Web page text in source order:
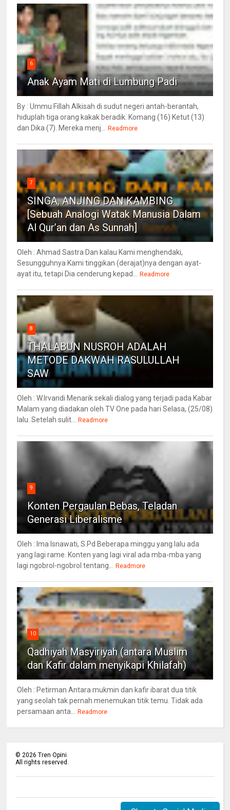
6
Anak Ayam Mati di Lumbung Padi
By : Ummu Fillah Alkisah di sudut negeri antah-berantah,
hiduplah tiga orang kakak beradik. Komang (16) Ketut (13)
dan Dika (7). Mereka menj...
Readmore
7
SINGA, ANJING DAN KAMBING
[Sebuah Analogi Watak Manusia Dalam
Al Qur’an dan As Sunnah]
Oleh : Ahmad Sastra Dan kalau Kami menghendaki,
Sesungguhnya Kami tinggikan (derajat)nya dengan ayat-
ayat itu, tetapi Dia cenderung kepad...
Readmore
8
THALABUN NUSROH ADALAH
METODE DAKWAH RASULULLAH
SAW
Oleh : W.Irvandi Menarik sekali dialog yang terjadi pada Kabar
Malam yang diadakan oleh TV One pada hari Selasa, (25/08)
lalu. Setelah sulit...
Readmore
9
Konten Pergaulan Bebas, Teladan
Generasi Liberalisme
Oleh : Ima Isnawati, S.Pd Beberapa minggu yang lalu ada
yang lagi rame. Konten yang lagi viral ada mba-mba yang
lagi ngobrol-ngobrol tentang...
Readmore
10
Qadhiyah Masyiriyah (antara Muslim
dan Kafir dalam menyikapi Khilafah)
Oleh : Petirman Antara mukmin dan kafir ibarat dua titik
yang seolah tak pernah menemukan titik temu. Tidak ada
persamaan anta...
Readmore
© 2026 Tren Opini
All rights reserved.